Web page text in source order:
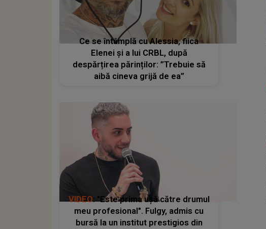
Ce se întâmplă cu Alessia, fiica
Elenei și a lui CRBL, după
despărțirea părinților: ”Trebuie să
aibă cineva grijă de ea”
VIDEO: "Este prima ușă către drumul
meu profesional". Fulgy, admis cu
bursă la un institut prestigios din